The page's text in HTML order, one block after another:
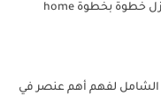
كتاب تعلم كهرباء المنازل خطوة بخطوة home
الشامل لفهم أهم عنصر في